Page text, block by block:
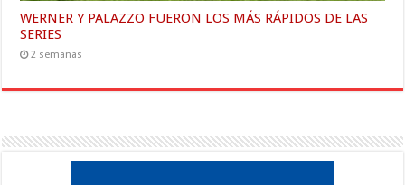
WERNER Y PALAZZO FUERON LOS MÁS RÁPIDOS DE LAS
SERIES
2 semanas